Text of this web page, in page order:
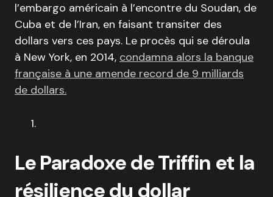
l’embargo américain à l’encontre du Soudan, de
Cuba et de l’Iran, en faisant transiter des
dollars vers ces pays. Le procès qui se déroula
à New York, en 2014, condamna alors la banque
française à une amende record de 9 milliards
de dollars.
Le Paradoxe de Triffin et la
résilience du dollar